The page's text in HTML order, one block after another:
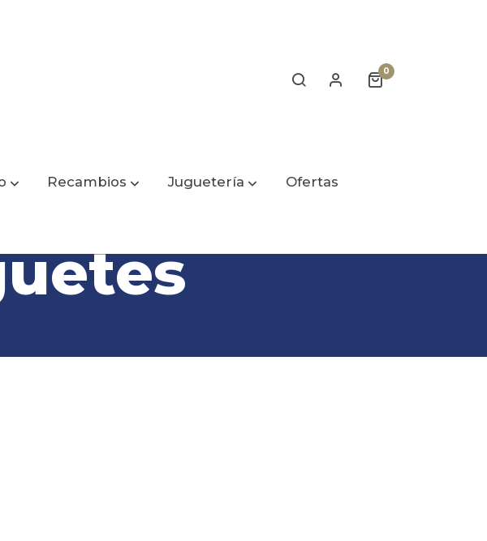
0
Recambios Juguetería Ofertas